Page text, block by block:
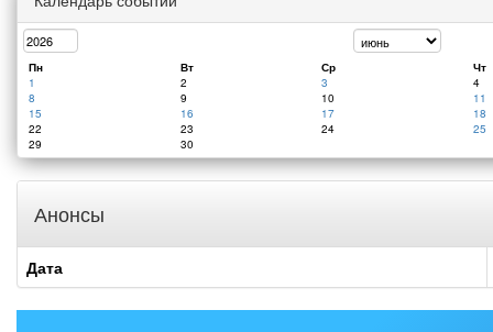
Пн Вт Ср
Чт
1
2 3
4
8
9 10
11
15
16 17
18
22
23 24
25
29
30
Анонсы
Дата